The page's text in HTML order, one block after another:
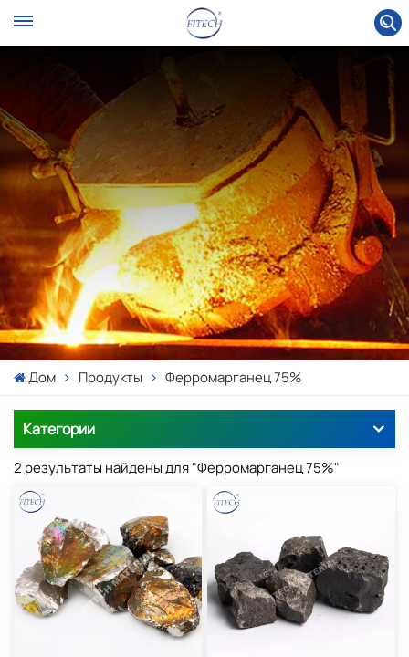
Дом Продукты Ферромарганец 75%
Категории
2 результаты найдены для "Ферромарганец 75%"